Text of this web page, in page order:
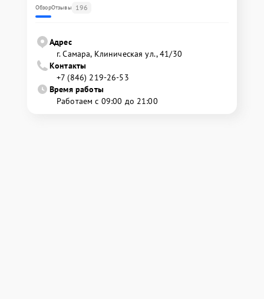
ОбзорОтзывы 196
Адрес
г. Самара, Клиническая ул., 41/30
Контакты
+7 (846) 219-26-53
Время работы
Работаем с 09:00 до 21:00